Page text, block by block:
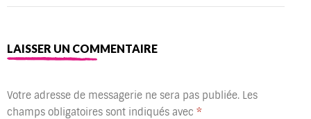
LAISSER UN COMMENTAIRE
Votre adresse de messagerie ne sera pas publiée. Les
champs obligatoires sont indiqués avec *